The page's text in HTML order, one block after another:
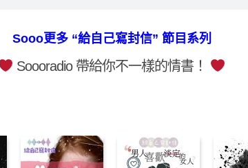
Sooo更多 “給自己寫封信” 節目系列
Soooradio 帶給你不一樣的情書！